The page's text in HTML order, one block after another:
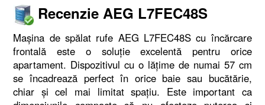
Recenzie AEG L7FEC48S
Mașina de spălat rufe AEG L7FEC48S cu încărcare
frontală este o soluție excelentă pentru orice
apartament. Dispozitivul cu o lățime de numai 57 cm
se încadrează perfect în orice baie sau bucătărie,
chiar și cel mai limitat spațiu. Este important ca